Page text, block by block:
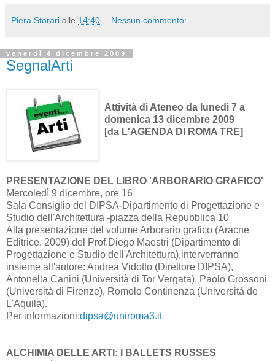
Piera Storari alle 14:40 Nessun commento:
venerdì 4 dicembre 2009
SegnalArti
Attività di Ateneo da lunedì 7 a
domenica 13 dicembre 2009
[da L'AGENDA DI ROMA TRE]
PRESENTAZIONE DEL LIBRO 'ARBORARIO GRAFICO'
Mercoledì 9 dicembre, ore 16
Sala Consiglio del DIPSA-Dipartimento di Progettazione e
Studio dell'Architettura -piazza della Repubblica 10
Alla presentazione del volume Arborario grafico (Aracne
Editrice, 2009) del Prof.Diego Maestri (Dipartimento di
Progettazione e Studio dell'Architettura),interverranno
insieme all'autore: Andrea Vidotto (Direttore DIPSA),
Antonella Canini (Università di Tor Vergata), Paolo Grossoni
(Università di Firenze), Romolo Continenza (Università de
L'Aquila).
Per informazioni:dipsa@uniroma3.it
ALCHIMIA DELLE ARTI: I BALLETS RUSSES